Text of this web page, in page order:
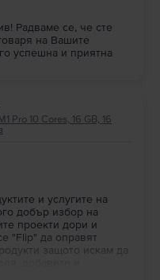
Радваме се, че сте
на Вашите
успешна и приятна
Pro 10 Cores, 16 GB, 16
и услугите на
добър избор на
проекти дори и
"Flip" да оправят
защото искам да